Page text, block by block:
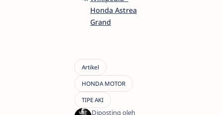
Honda Astrea
Grand